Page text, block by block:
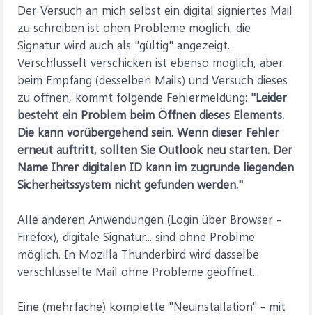
Der Versuch an mich selbst ein digital signiertes Mail
zu schreiben ist ohen Probleme möglich, die
Signatur wird auch als "gültig" angezeigt.
Verschlüsselt verschicken ist ebenso möglich, aber
beim Empfang (desselben Mails) und Versuch dieses
zu öffnen, kommt folgende Fehlermeldung: "Leider
besteht ein Problem beim Öffnen dieses Elements.
Die kann vorübergehend sein. Wenn dieser Fehler
erneut auftritt, sollten Sie Outlook neu starten. Der
Name Ihrer digitalen ID kann im zugrunde liegenden
Sicherheitssystem nicht gefunden werden."
Alle anderen Anwendungen (Login über Browser -
Firefox), digitale Signatur... sind ohne Problme
möglich. In Mozilla Thunderbird wird dasselbe
verschlüsselte Mail ohne Probleme geöffnet...
Eine (mehrfache) komplette "Neuinstallation" - mit